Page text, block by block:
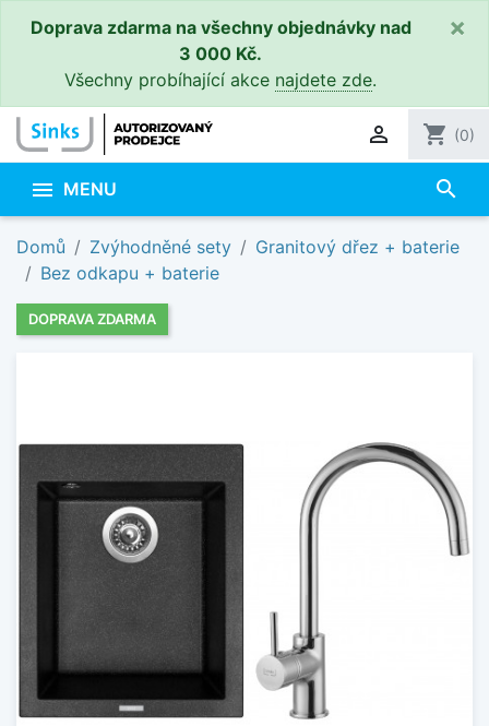
Doprava zdarma na všechny objednávky nad
3 000 Kč.
Všechny probíhající akce najdete zde.
×
 shopping_cart (0)
 MENU search
Domů Zvýhodněné sety
Granitový dřez + baterie
Bez odkapu + baterie
DOPRAVA ZDARMA